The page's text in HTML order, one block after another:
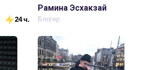
24 ч.
Рамина Эсхакзай
Блогер